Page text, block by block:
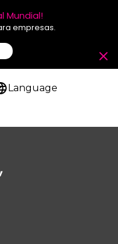
Mundial!
empresas.
Language
,